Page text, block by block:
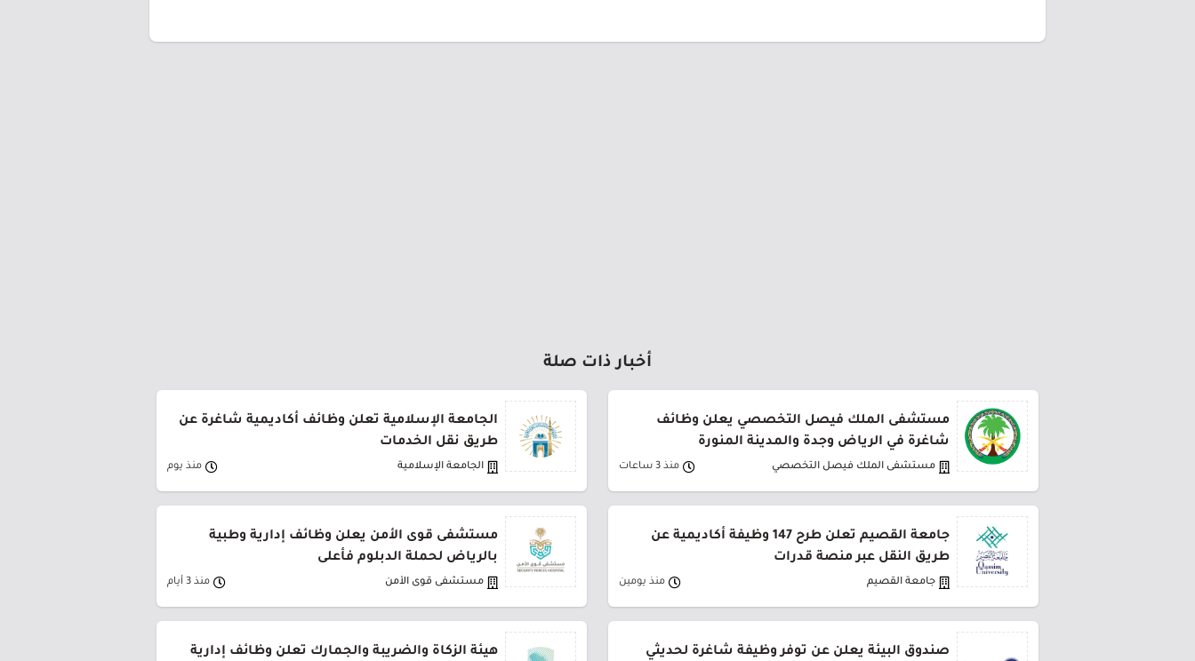
أخبار ذات صلة
مستشفى الملك فيصل التخصصي يعلن وظائف
شاغرة في الرياض وجدة والمدينة المنورة
مستشفى الملك فيصل التخصصي منذ 3 ساعات
الجامعة الإسلامية تعلن وظائف أكاديمية شاغرة عن
طريق نقل الخدمات
الجامعة الإسلامية منذ يوم
جامعة القصيم تعلن طرح 147 وظيفة أكاديمية عن
طريق النقل عبر منصة قدرات
جامعة القصيم منذ يومين
مستشفى قوى الأمن يعلن وظائف إدارية وطبية
بالرياض لحملة الدبلوم فأعلى
مستشفى قوى الأمن منذ 3 أيام
صندوق البيئة يعلن عن توفر وظيفة شاغرة لحديثي هيئة الزكاة والضريبة والجمارك تعلن وظائف إدارية